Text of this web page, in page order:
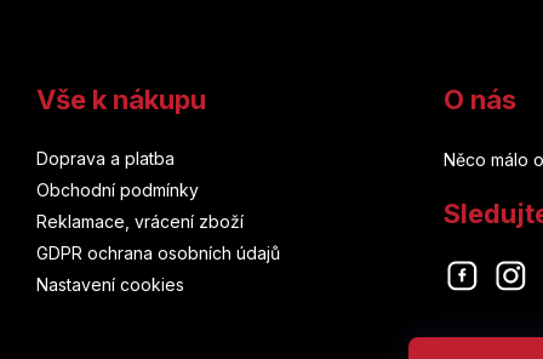
Vše k nákupu
Doprava a platba
Obchodní podmínky
Reklamace, vrácení zboží
GDPR ochrana osobních údajů
Nastavení cookies
O nás
Něco málo